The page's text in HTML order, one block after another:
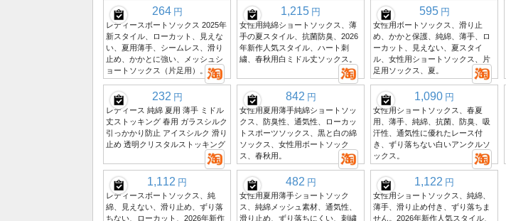
264 円
レディースボートソックス 2025年
新スタイル、ローカット、見えな
い、夏用薄手、シームレス、滑り
止め、かかとに強い、メッシュシ
ョートソックス（片足用）。
1,215 円
女性用純綿ショートソックス、薄
手の夏スタイル、抗菌防臭、2026
年新作人気スタイル、ハート刺
繍、春秋用白ミドル丈ソックス。
595 円
女性用ボートソックス、滑り止
め、かかと保護、純綿、薄手、ロ
ーカット、見えない、夏スタイ
ル、女性用ショートソックス、片
足用ソックス、夏。
232 円
レディース 純綿 夏用 薄手 ミドル
丈ストッキング 春用 ガラスシルク
引っかかり防止 アイスシルク 滑り
止め 透明クリスタルストッキング
842 円
女性用夏用薄手純綿ショートソッ
クス、防臭性、通気性、ローカッ
トスポーツソックス、黒と白の綿
ソックス、女性用ボートソック
ス、春秋用。
1,090 円
女性用ショートソックス、春夏
用、薄手、純綿、抗菌、防臭、吸
汗性、通気性に優れたレース付
き、ずり落ちない白いアンクルソ
ックス。
1,112 円
レディースボートソックス、純
綿、見えない、滑り止め、ずり落
ちない、ローカット、2026年新作
482 円
女性用夏用薄手ショートソック
ス、純綿メッシュ素材、通気性、
滑り止め、ずり落ちにくい、刺繍
1,122 円
女性用ショートソックス、純綿、
薄手、滑り止め付き、ずり落ちま
せん。2026年新作人気スタイル、